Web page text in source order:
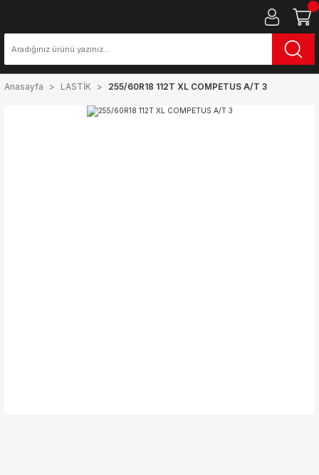
Anasayfa LASTİK 255/60R18 112T XL COMPETUS A/T 3